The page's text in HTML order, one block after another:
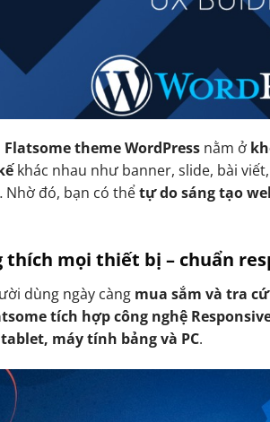
Flatsome theme WordPress nằm ở
khác nhau như banner, slide, bài
đó, bạn có thểtự do sáng tạo
mọi thiết bị – chuẩn
dùng ngày càng mua sắm và tra
tích hợp công nghệ
máy tính bảng và PC.